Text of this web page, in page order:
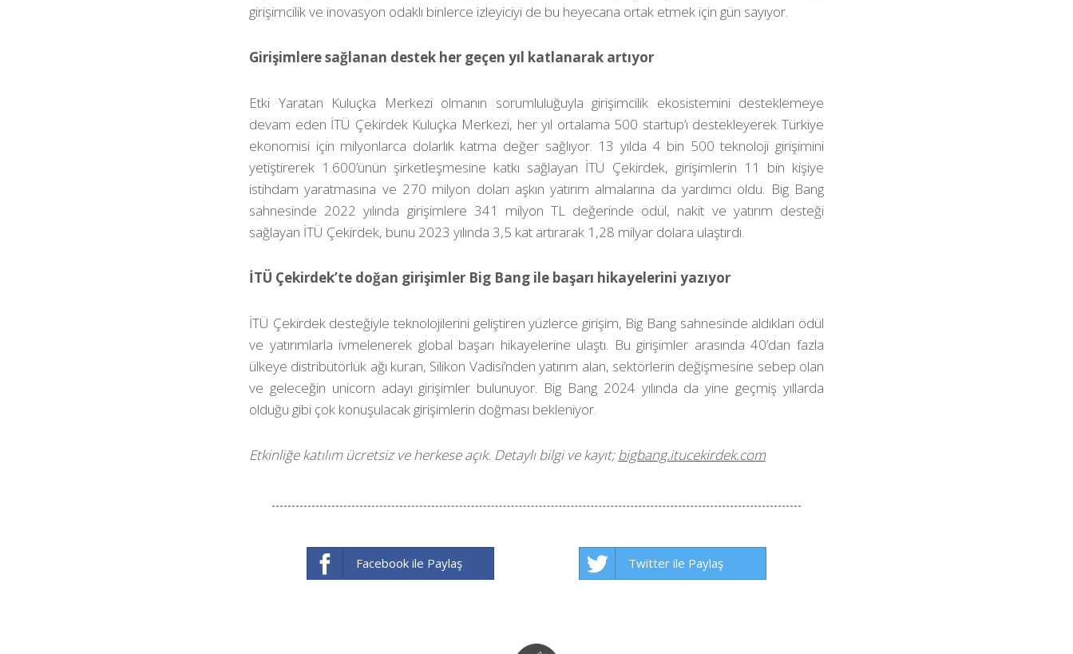
girişimcilik ve inovasyon odaklı binlerce izleyiciyi de bu heyecana ortak etmek için gün sayıyor.
Girişimlere sağlanan destek her geçen yıl katlanarak artıyor
Etki Yaratan Kuluçka Merkezi olmanın sorumluluğuyla girişimcilik ekosistemini desteklemeye
devam eden İTÜ Çekirdek Kuluçka Merkezi, her yıl ortalama 500 startup’ı destekleyerek Türkiye
ekonomisi için milyonlarca dolarlık katma değer sağlıyor. 13 yılda 4 bin 500 teknoloji girişimini
yetiştirerek 1.600’ünün şirketleşmesine katkı sağlayan İTÜ Çekirdek, girişimlerin 11 bin kişiye
istihdam yaratmasına ve 270 milyon doları aşkın yatırım almalarına da yardımcı oldu. Big Bang
sahnesinde 2022 yılında girişimlere 341 milyon TL değerinde ödül, nakit ve yatırım desteği
sağlayan İTÜ Çekirdek, bunu 2023 yılında 3,5 kat artırarak 1,28 milyar dolara ulaştırdı.
İTÜ Çekirdek’te doğan girişimler Big Bang ile başarı hikayelerini yazıyor
İTÜ Çekirdek desteğiyle teknolojilerini geliştiren yüzlerce girişim, Big Bang sahnesinde aldıkları ödül
ve yatırımlarla ivmelenerek global başarı hikayelerine ulaştı. Bu girişimler arasında 40’dan fazla
ülkeye distribütörlük ağı kuran, Silikon Vadisi’nden yatırım alan, sektörlerin değişmesine sebep olan
ve geleceğin unicorn adayı girişimler bulunuyor. Big Bang 2024 yılında da yine geçmiş yıllarda
olduğu gibi çok konuşulacak girişimlerin doğması bekleniyor.
Etkinliğe katılım ücretsiz ve herkese açık. Detaylı bilgi ve kayıt;bigbang.itucekirdek.com
Facebook ile Paylaş Twitter ile Paylaş